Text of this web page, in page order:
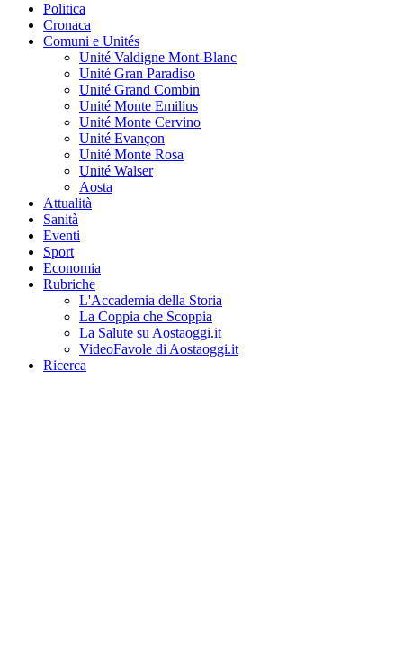
Politica
Cronaca
Comuni e Unités
Unité Valdigne Mont-Blanc
Unité Gran Paradiso
Unité Grand Combin
Unité Monte Emilius
Unité Monte Cervino
Unité Evançon
Unité Monte Rosa
Unité Walser
Aosta
Attualità
Sanità
Eventi
Sport
Economia
Rubriche
L'Accademia della Storia
La Coppia che Scoppia
La Salute su Aostaoggi.it
VideoFavole di Aostaoggi.it
Ricerca